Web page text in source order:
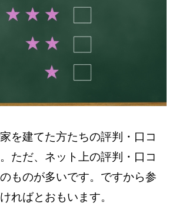
を建てた方たちの評判・口コ
ただ、ネット上の評判・口コ
ものが多いです。ですから参
ればとおもいます。